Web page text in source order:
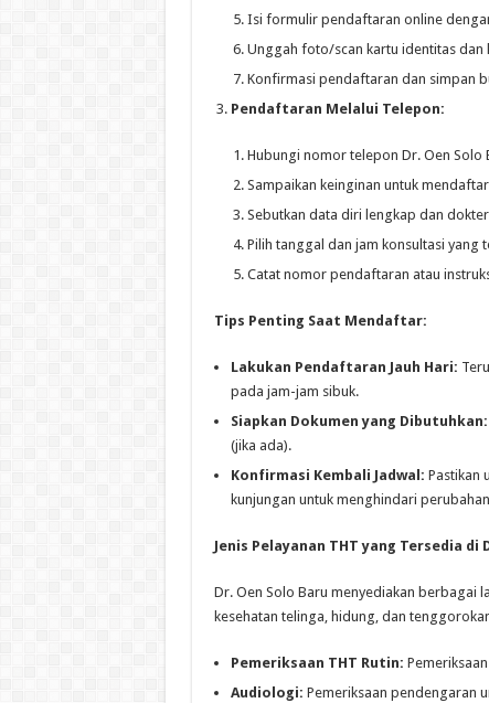
Isi formulir pendaftaran online
Unggah foto/scan kartu identitas dan
Konfirmasi pendaftaran dan simpan
Pendaftaran Melalui Telepon:
Hubungi nomor telepon Dr. Oen Solo
Sampaikan keinginan untuk
Sebutkan data diri lengkap dan
Pilih tanggal dan jam konsultasi yang
Catat nomor pendaftaran atau
Tips Penting Saat Mendaftar:
Lakukan Pendaftaran Jauh Hari:
pada jam-jam sibuk.
Siapkan Dokumen yang Dibutuhkan:
(jika ada).
Konfirmasi Kembali Jadwal: Pastikan
kunjungan untuk menghindari
Jenis Pelayanan THT yang Tersedia di
Dr. Oen Solo Baru menyediakan berbagai
kesehatan telinga, hidung, dan
Pemeriksaan THT Rutin:
Audiologi: Pemeriksaan pendengaran